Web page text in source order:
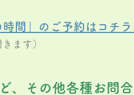
時間」のご予約は コチ
ます）
、その他各種お問